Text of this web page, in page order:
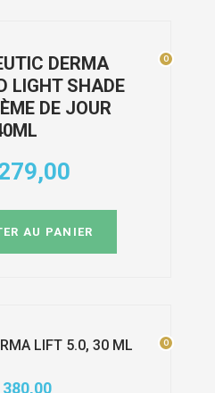
DERMA
LIGHT SHADE
DE JOUR
0
AU PANIER
0
LIFT 5.0, 30 ML
380,00
0
0